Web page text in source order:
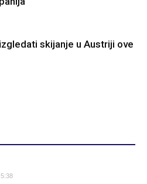
skijanje u Austriji ove